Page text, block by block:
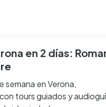
en 2 días:
semana en Verona,
tours guiados y